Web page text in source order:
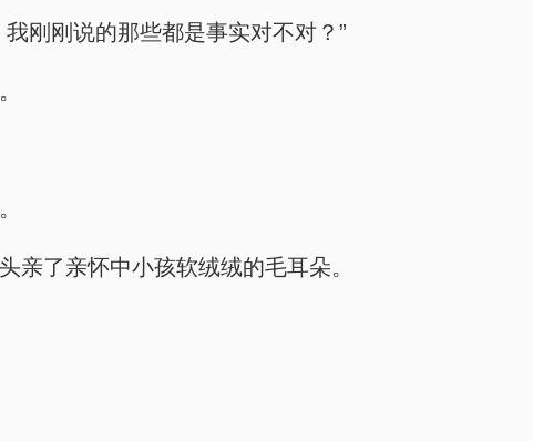
刚刚说的那些都是事实对不对？”
亲了亲怀中小孩软绒绒的毛耳朵。